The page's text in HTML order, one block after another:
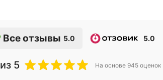
Все отзывы 5.0 5.0
из 5 На основе 945 оценок